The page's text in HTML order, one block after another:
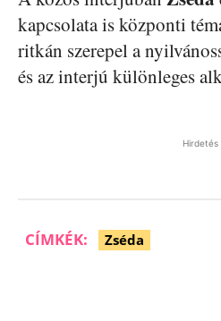
kapcsolata is központi
ritkán szerepel a
és az interjú különleges
Hirdetés
CÍMKÉK: Zséda